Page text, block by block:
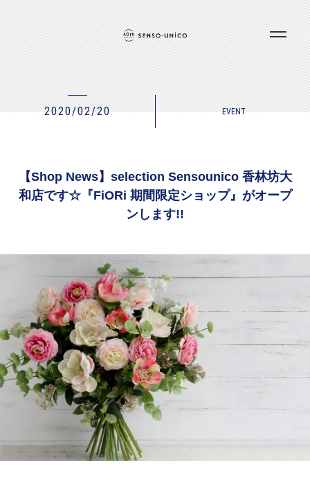
2020/02/20 EVENT
【Shop News】selection Sensounico 香林坊大
和店です☆『FiORi 期間限定ショップ』がオープ
ンします!!